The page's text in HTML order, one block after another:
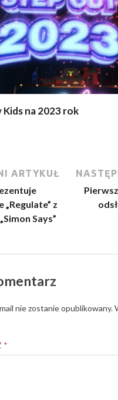
Kids na 2023 rok
ARTYKUŁ
z
Says”
nie zostanie opublikowany.
*